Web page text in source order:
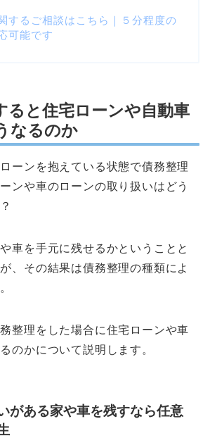
するご相談はこちら｜５分程度の
可能です
ると住宅ローンや自動車
なるのか
ーンを抱えている状態で債務整理
ンや車のローンの取り扱いはどう
車を手元に残せるかということと
、その結果は債務整理の種類によ
整理をした場合に住宅ローンや車
のかについて説明します。
がある家や車を残すなら任意